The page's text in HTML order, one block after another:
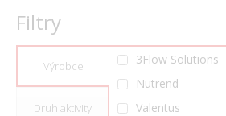
Filtry
Výrobce
Druh aktivity
3Flow Solutions
Nutrend
Valentus